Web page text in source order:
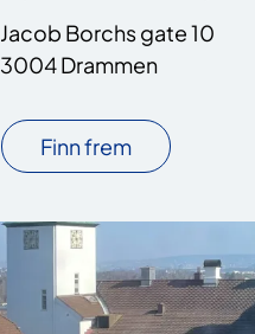
Jacob Borchs gate 10
3004 Drammen
Finn frem